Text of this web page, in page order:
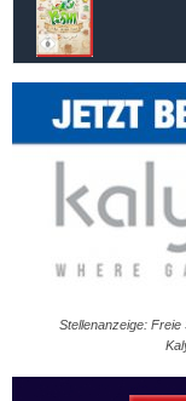
Stellenanzeige: